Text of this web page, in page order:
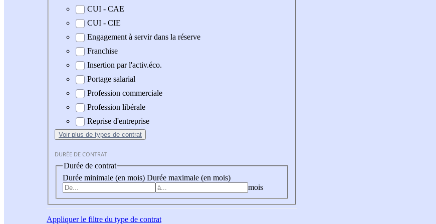
CUI - CAE
CUI - CIE
Engagement à servir dans la réserve
Franchise
Insertion par l'activ.éco.
Portage salarial
Profession commerciale
Profession libérale
Reprise d'entreprise
Voir plus de types de contrat
DURÉE DE CONTRAT
Durée de contrat
Durée minimale (en mois) Durée maximale (en mois)
mois
Appliquerle filtre du type de contrat